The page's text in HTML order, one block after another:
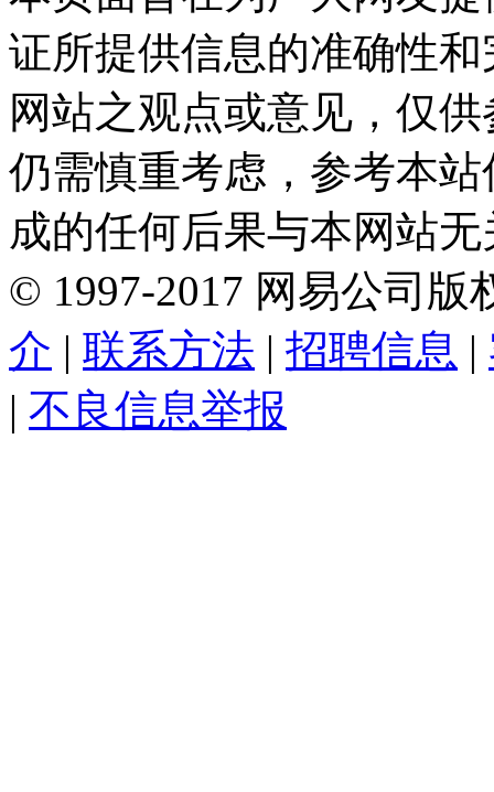
证所提供信息的准确性
网站之观点或意见，仅
仍需慎重考虑，参考本
成的任何后果与本网站
© 1997-2017 网易公司版
介 | 联系方法 | 招聘信息 |
| 不良信息举报